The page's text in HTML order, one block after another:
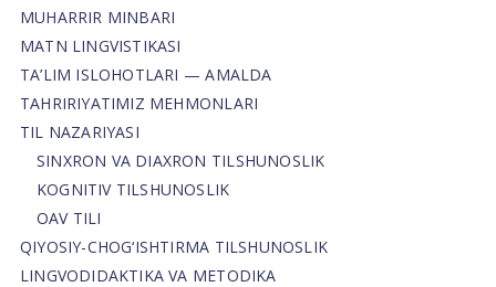
MUHARRIR MINBARI
MATN LINGVISTIKASI
TA’LIM ISLOHOTLARI — AMALDA
TAHRIRIYATIMIZ MEHMONLARI
TIL NAZARIYASI
SINXRON VA DIAXRON TILSHUNOSLIK
KOGNITIV TILSHUNOSLIK
OAV TILI
QIYOSIY-CHOG‘ISHTIRMA TILSHUNOSLIK
LINGVODIDAKTIKA VA METODIKA